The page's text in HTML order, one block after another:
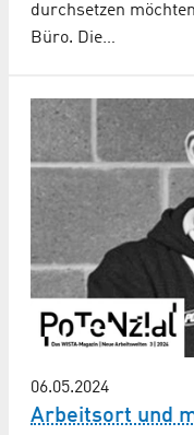
durchsetzen
Büro. Die…
06.05.2024
Arbeitsort und